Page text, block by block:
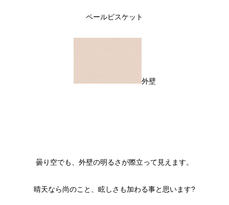
ペールビスケット
外壁
曇り空でも、外壁の明るさが際立って見えます。
晴天なら尚のこと、眩しさも加わる事と思います?